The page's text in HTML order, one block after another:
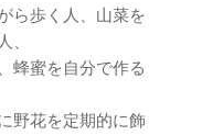
ら歩く人、山菜を
、
蜂蜜を自分で作る
野花を定期的に飾